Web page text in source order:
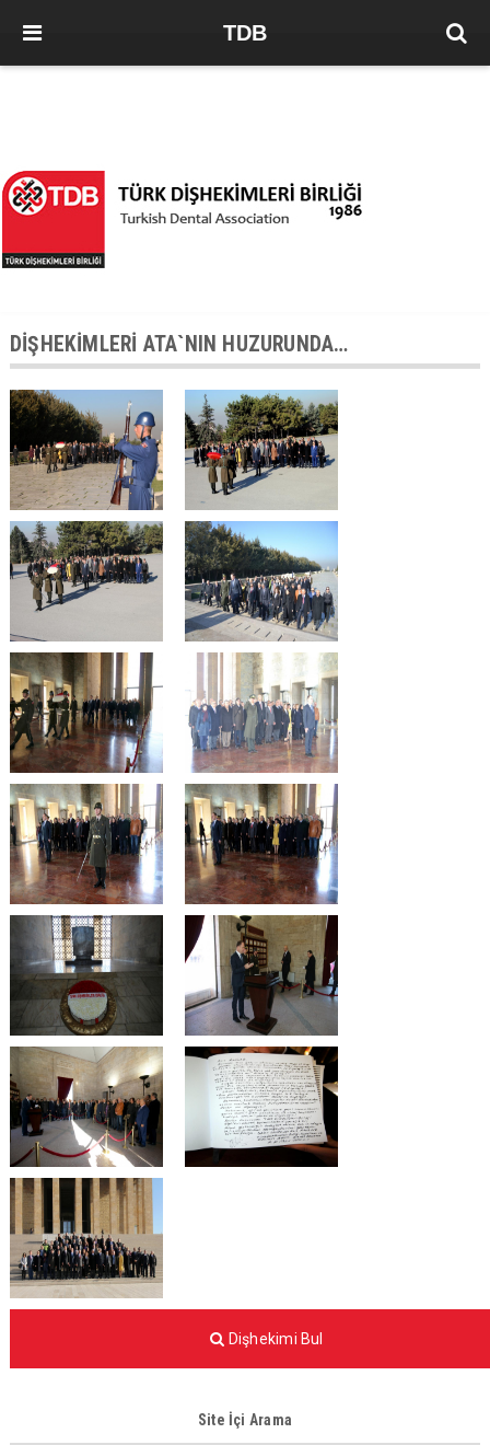
TDB
DİŞHEKİMLERİ ATA`NIN HUZURUNDA…
Dişhekimi Bul
Site İçi Arama